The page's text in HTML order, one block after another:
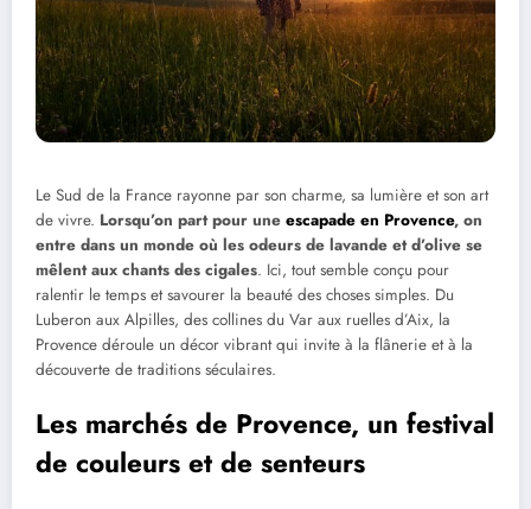
Le Sud de la France rayonne par son charme, sa lumière et son art
de vivre. Lorsqu’on part pour une escapade en Provence, on
entre dans un monde où les odeurs de lavande et d’olive se
mêlent aux chants des cigales. Ici, tout semble conçu pour
ralentir le temps et savourer la beauté des choses simples. Du
Luberon aux Alpilles, des collines du Var aux ruelles d’Aix, la
Provence déroule un décor vibrant qui invite à la flânerie et à la
découverte de traditions séculaires.
Les marchés de Provence, un festival
de couleurs et de senteurs